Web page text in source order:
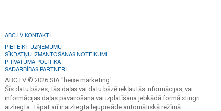
ABC.LV KONTAKTI
PIETEIKT UZŅĒMUMU
SĪKDATŅU IZMANTOŠANAS NOTEIKUMI
PRIVĀTUMA POLITIKA
SADARBĪBAS PARTNERI
ABC.LV © 2026 SIA "heise marketing".
Šīs datu bāzes, tās daļas vai datu bāzē iekļautās informācijas, vai
informācijas daļas pavairošana vai izplatīšana jebkādā formā stingri
aizliegta. Tāpat arī ir aizliegta lejupielāde automātiskā režīmā.